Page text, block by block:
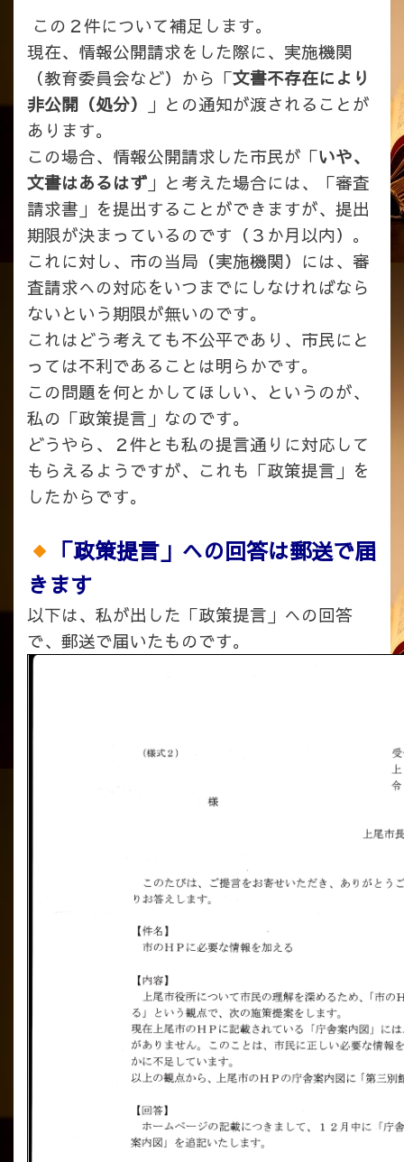
この２件について補足します。
現在、情報公開請求をした際に、実施機関
（教育委員会など）から「文書不存在により
非公開（処分）
」との通知が渡されることが
あります。
この場合、情報公開請求した市民が「いや、
文書はあるはず」と考えた場合には、「審査
請求書」を提出することができますが、提出
期限が決まっているのです（３か月以内）。
これに対し、市の当局（実施機関）には、審
査請求への対応をいつまでにしなければなら
ないという期限が無いのです。
これはどう考えても不公平であり、市民にと
っては不利であることは明らかです。
この問題を何とかしてほしい、というのが、
私の「政策提言」なのです。
どうやら、２件とも私の提言通りに対応して
もらえるようですが、これも「政策提言」を
したからです。
「政策提言」への回答は郵送で届
きます
以下は、私が出した「政策提言」への回答
で、郵送で届いたものです。